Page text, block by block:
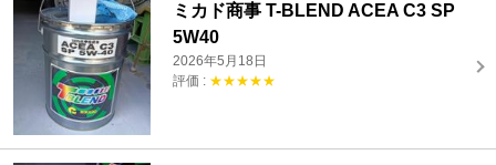
ミカド商事 T-BLEND ACEA C3 SP
5W40
2026年5月18日
評価 : ★★★★★